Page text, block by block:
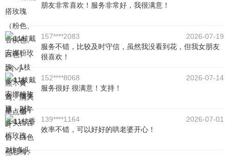
朋友非常喜欢！服务非常好，我很满意！
157****2083
2026-07-19
服务不错，比较及时守信，虽然我没看到花，但我女朋友
很喜欢！
152****8068
2026-07-14
服务很好 很满意！支持！
139****1164
2026-07-01
效率不错，可以好好的哄老婆开心！